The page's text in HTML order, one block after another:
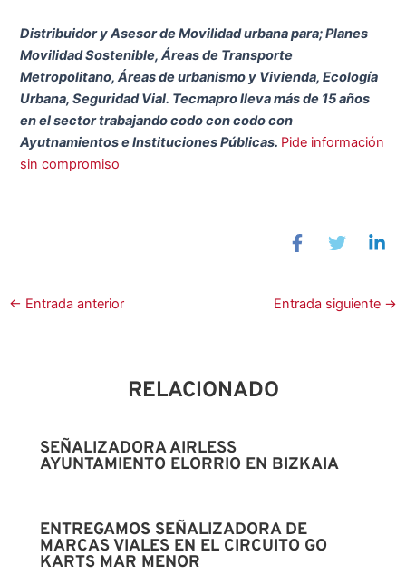
Distribuidor y Asesor de Movilidad urbana para; Planes
Movilidad Sostenible, Áreas de Transporte
Metropolitano, Áreas de urbanismo y Vivienda, Ecología
Urbana, Seguridad Vial. Tecmapro lleva más de 15 años
en el sector trabajando codo con codo con
Ayutnamientos e Instituciones Públicas. Pide información
sin compromiso
← Entrada anterior Entrada siguiente →
RELACIONADO
SEÑALIZADORA AIRLESS
AYUNTAMIENTO ELORRIO EN BIZKAIA
ENTREGAMOS SEÑALIZADORA DE
MARCAS VIALES EN EL CIRCUITO GO
KARTS MAR MENOR